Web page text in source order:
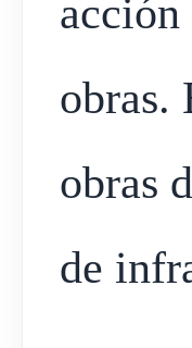
obras.
obras
de